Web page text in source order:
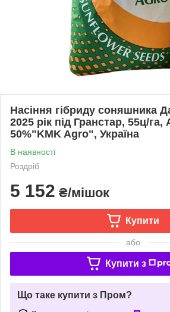
Насіння гібриду соняшника
2025 рік під Гранстар, 55ц/га,
50%"KMK Agro", Україна
В наявності
Роздріб
5 152 ₴/мішок
Купити
або
Купити з
Що таке купити з Пром?